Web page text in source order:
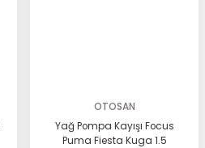
OTOSAN
Yağ Pompa Kayışı Focus
Puma Fiesta Kuga 1.5